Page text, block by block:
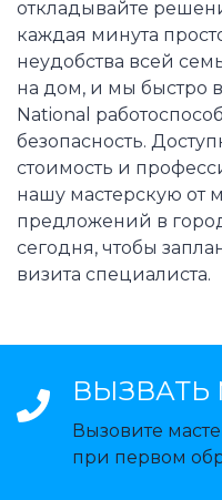
откладывайте
каждая минута
неудобства всей
на дом, и мы быстро
National
безопасность.
стоимость и
нашу мастерскую от
предложений в
сегодня, чтобы
визита специалиста.
ВЫЗВАТЬ
Вызовите
при первом